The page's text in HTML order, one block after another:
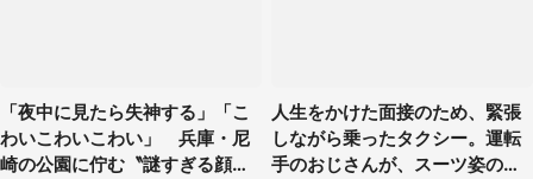
「夜中に見たら失神する」「こ
わいこわいこわい」 兵庫・尼
崎の公園に佇む〝謎すぎる顔〟
人生をかけた面接のため、緊張
しながら乗ったタクシー。運転
手のおじさんが、スーツ姿の私